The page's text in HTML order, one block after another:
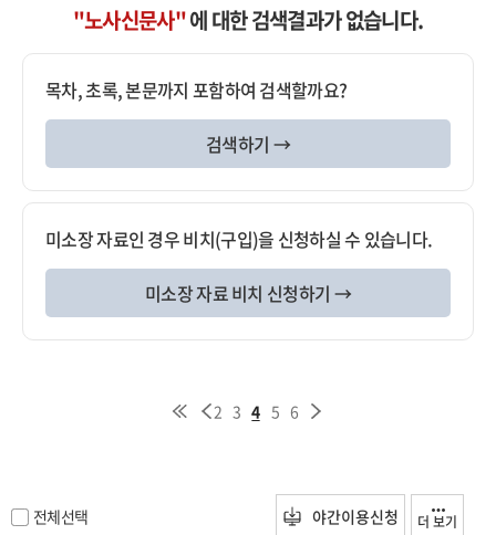
"노사신문사"에 대한 검색결과가 없습니다.
목차, 초록, 본문까지 포함하여 검색할까요?
검색하기 →
미소장 자료인 경우 비치(구입)을 신청하실 수 있습니다.
미소장 자료 비치 신청하기 →
2 3 4 5 6
전체선택 야간이용신청 더 보기